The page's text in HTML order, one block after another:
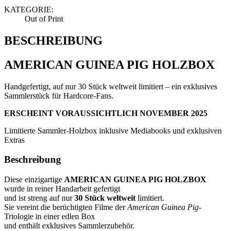
KATEGORIE:
Out of Print
BESCHREIBUNG
AMERICAN GUINEA PIG HOLZBOX
Handgefertigt, auf nur 30 Stück weltweit limitiert – ein exklusives
Sammlerstück für Hardcore-Fans.
ERSCHEINT VORAUSSICHTLICH NOVEMBER 2025
Limitierte Sammler-Holzbox inklusive Mediabooks und exklusiven
Extras
Beschreibung
Diese einzigartige AMERICAN GUINEA PIG HOLZBOX
wurde in reiner Handarbeit gefertigt
und ist streng auf nur30 Stück weltweit limitiert.
Sie vereint die berüchtigten Filme derAmerican Guinea Pig-
Triologie in einer edlen Box
und enthält exklusives Sammlerzubehör.